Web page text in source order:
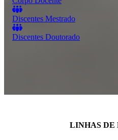
Discentes Mestrado
Discentes Doutorado
LINHAS DE